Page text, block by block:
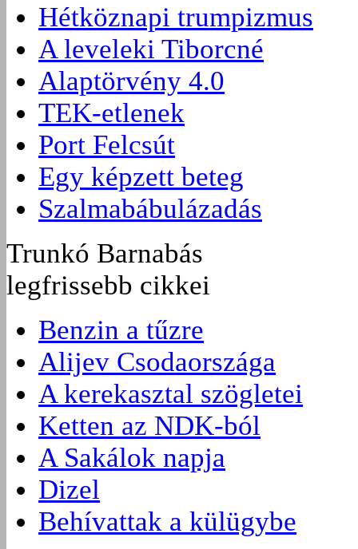
Hétköznapi trumpizmus
A leveleki Tiborcné
Alaptörvény 4.0
TEK-etlenek
Port Felcsút
Egy képzett beteg
Szalmabábulázadás
Trunkó Barnabás
legfrissebb cikkei
Benzin a tűzre
Alijev Csodaországa
A kerekasztal szögletei
Ketten az NDK-ból
A Sakálok napja
Dizel
Behívattak a külügybe